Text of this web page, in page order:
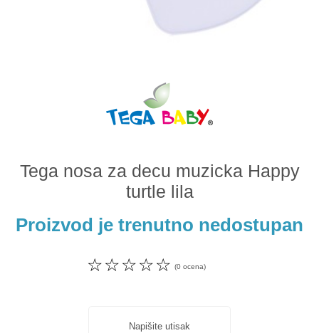
Tega nosa za decu muzicka Happy
turtle lila
Proizvod je trenutno nedostupan
☆
☆
☆
☆
☆ (0 ocena)
Napišite utisak